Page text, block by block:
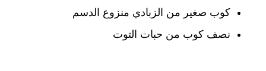
كوب صغير من الزبادي منزوع الدسم
نصف كوب من حبات التوت